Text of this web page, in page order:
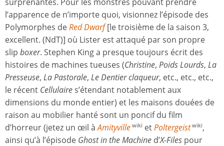
l’apparence de n’importe quoi, visionnez l’épisode des
Polymorphes deRed Dwarf[le troisième de la saison 3,
excellent. (NdT)] où Lister est attaqué par son propre
slip boxer. Stephen King a presque toujours écrit des
histoires de machines tueuses (Christine, Poids Lourds, La
Presseuse, La Pastorale, Le Dentier claqueur, etc., etc., etc.,
le récent Cellulaires’étendant notablement aux
dimensions du monde entier) et les maisons douées de
raison au mobilier hanté sont un poncif du film
d’horreur (jetez un œil àAmityville wiki etPoltergeistwiki,
ainsi qu’à l’épisode Ghost in the Machine d’X-Files pour